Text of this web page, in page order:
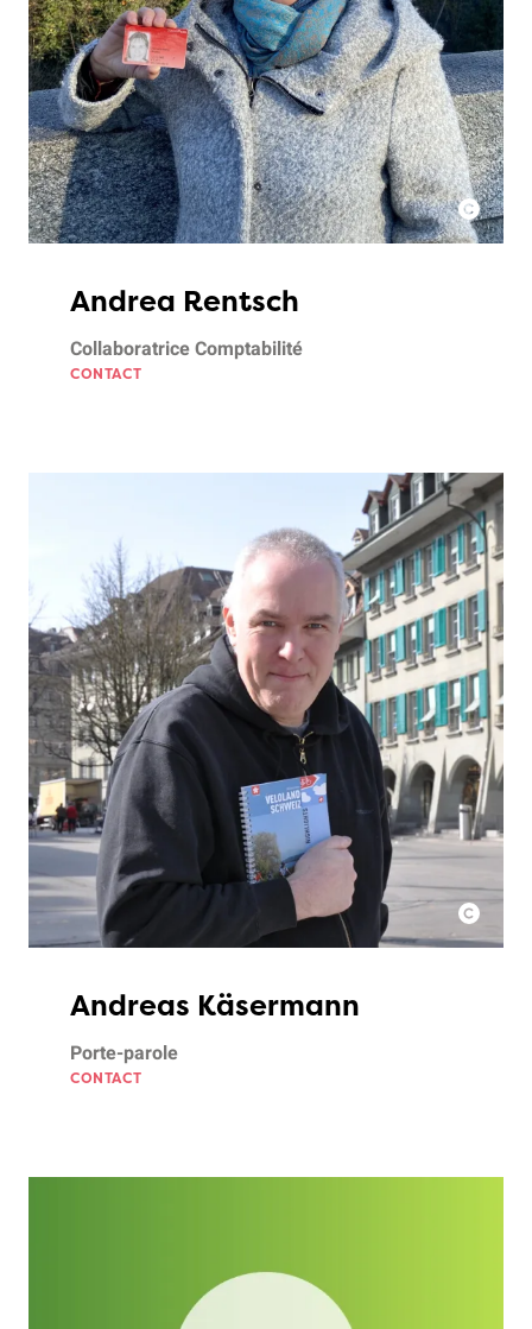
Andrea Rentsch
Collaboratrice Comptabilité
CONTACT
Andreas Käsermann
Porte-parole
CONTACT